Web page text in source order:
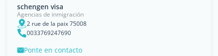
schengen visa
Agencias de inmigración
2 rue de la paix 75008
0033769247690
Ponte en contacto